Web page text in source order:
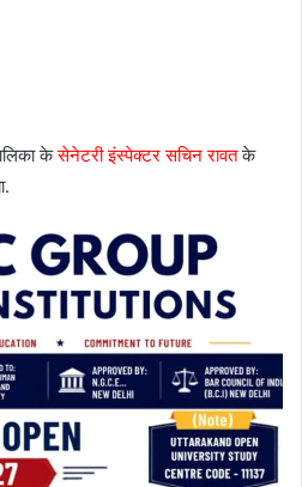
केसेनेटरी इंस्पेक्टर सचिन रावतके